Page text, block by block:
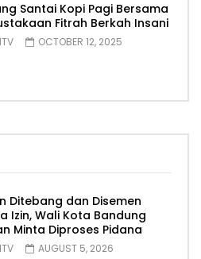
Santai Kopi Pagi Bersama
Fitrah Berkah Insani
OCTOBER 12, 2025
Ditebang dan Disemen
Izin, Wali Kota Bandung
Minta Diproses Pidana
AUGUST 5, 2026